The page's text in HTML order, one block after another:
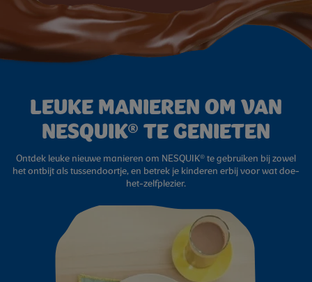
LEUKE MANIEREN OM VAN
NESQUIK® TE GENIETEN
Ontdek leuke nieuwe manieren om NESQUIK® te gebruiken bij zowel
het ontbijt als tussendoortje, en betrek je kinderen erbij voor wat doe-
het-zelfplezier.